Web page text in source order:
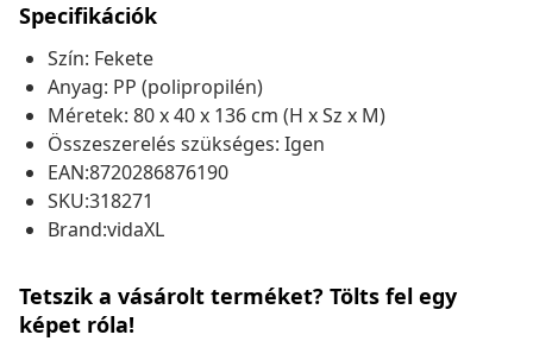
Specifikációk
Szín: Fekete
Anyag: PP (polipropilén)
Méretek: 80 x 40 x 136 cm (H x Sz x M)
Összeszerelés szükséges: Igen
EAN:8720286876190
SKU:318271
Brand:vidaXL
Tetszik a vásárolt terméket? Tölts fel egy
képet róla!